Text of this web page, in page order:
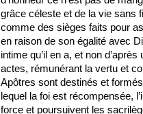
grâce céleste et de la vie sans
comme des sièges faits pour
en raison de son égalité avec
intime qu’il en a, et non
actes, rémunérant la vertu et
Apôtres sont destinés et
lequel la foi est récompensée,
force et poursuivent les